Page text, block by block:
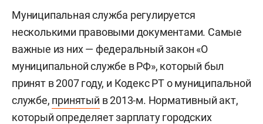
Муниципальная служба регулируется
несколькими правовыми документами. Самые
важные из них — федеральный закон «О
муниципальной службе в РФ», который был
принят в 2007 году, и Кодекс РТ о муниципальной
службе, принятый в 2013-м. Нормативный акт,
который определяет зарплату городских